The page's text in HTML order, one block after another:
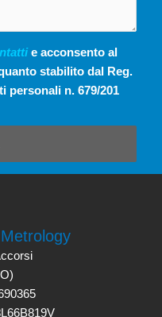
e acconsento al
stabilito dal Reg.
personali n. 679/201